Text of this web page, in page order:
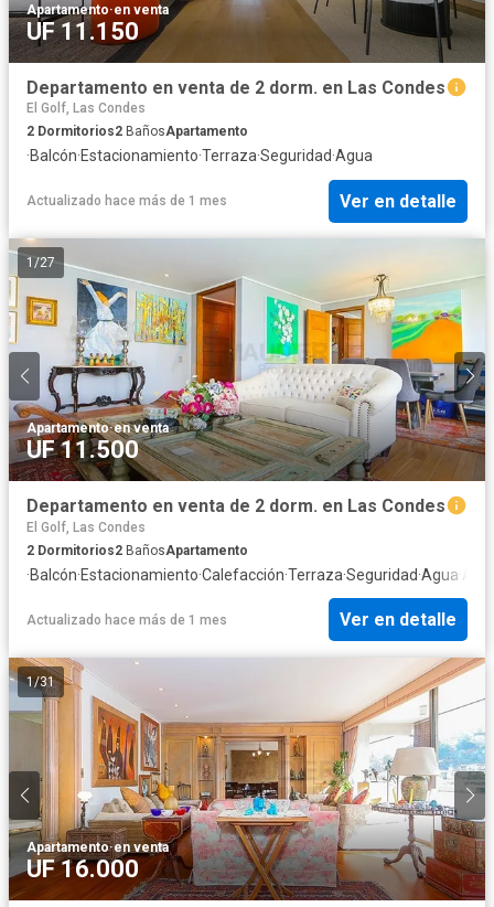
Apartamento·en venta
UF 11.150
Departamento en venta de 2 dorm. en Las Condes
El Golf, Las Condes
2 Dormitorios2 BañosApartamento
·Balcón·Estacionamiento·Terraza·Seguridad·Agua
Actualizado hace más de 1 mes Ver en detalle
1 /27
Apartamento·en venta
UF 11.500
Departamento en venta de 2 dorm. en Las Condes
El Golf, Las Condes
2 Dormitorios2 BañosApartamento
·Balcón·Estacionamiento·Calefacción·Terraza·Seguridad·Agua·
Actualizado hace más de 1 mes Ver en detalle
1/31
Apartamento·en venta
UF 16.000